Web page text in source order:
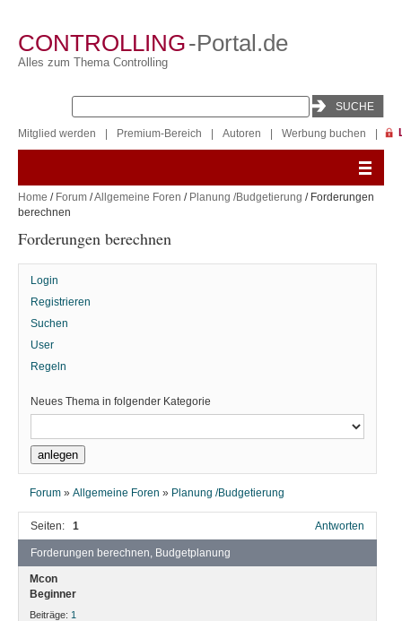
CONTROLLING-Portal.de
Alles zum Thema Controlling
Mitglied werden Premium-Bereich Autoren Werbung buchen
Home / Forum /Allgemeine Foren / Planung /Budgetierung / Forderungen
berechnen
Forderungen berechnen
Login
Registrieren
Suchen
User
Regeln
Neues Thema in folgender Kategorie
Forum »Allgemeine Foren » Planung /Budgetierung
Seiten: 1 Antworten
Forderungen berechnen, Budgetplanung
Mcon
Beginner
Beiträge: 1